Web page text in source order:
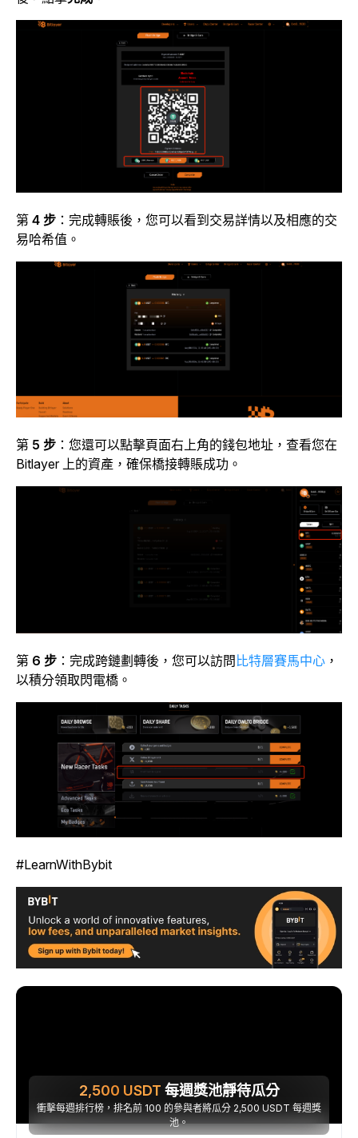
第 4 步 ：完成轉賬後，您可以看到交易詳情以及相應的交
易哈希值。
第 5 步 ：您還可以點擊頁面右上角的錢包地址，查看您在
Bitlayer 上的資產，確保橋接轉賬成功。
第 6 步 ：完成跨鏈劃轉後，您可以訪問 比特層賽馬中心 ，
以積分領取閃電橋。
#LearnWithBybit
2,500 USDT 每週獎池靜待瓜分
衝擊每週排行榜，排名前 100 的參與者將瓜分 2,500 USDT 每週獎
池。